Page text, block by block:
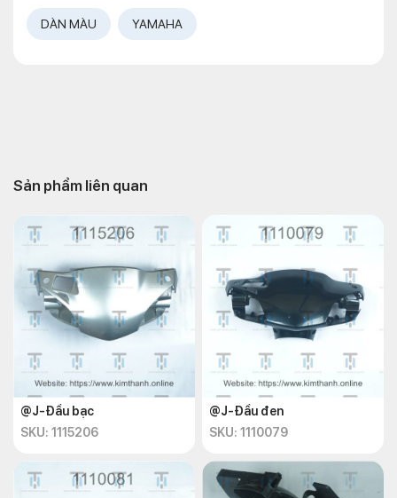
DÀN MÀU YAMAHA
Sản phẩm liên quan
@J-Đầu bạc
SKU: 1115206
@J-Đầu đen
SKU: 1110079